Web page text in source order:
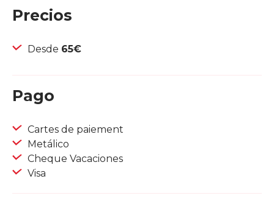
Precios
Desde 65€
Pago
Cartes de paiement
Metálico
Cheque Vacaciones
Visa